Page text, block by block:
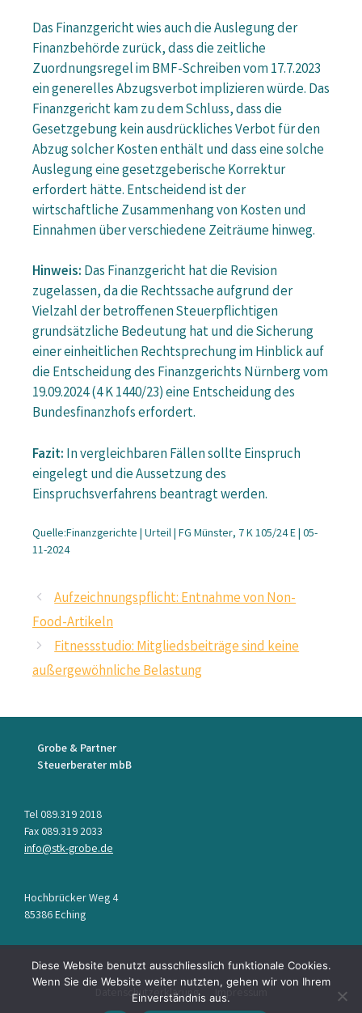
Das Finanzgericht wies auch die Auslegung der
Finanzbehörde zurück, dass die zeitliche
Zuordnungsregel im BMF-Schreiben vom 17.7.2023
ein generelles Abzugsverbot implizieren würde. Das
Finanzgericht kam zu dem Schluss, dass die
Gesetzgebung kein ausdrückliches Verbot für den
Abzug solcher Kosten enthält und dass eine solche
Auslegung eine gesetzgeberische Korrektur
erfordert hätte. Entscheidend ist der
wirtschaftliche Zusammenhang von Kosten und
Einnahmen über verschiedene Zeiträume hinweg.
Hinweis: Das Finanzgericht hat die Revision
zugelassen, da die Rechtssache aufgrund der
Vielzahl der betroffenen Steuerpflichtigen
grundsätzliche Bedeutung hat und die Sicherung
einer einheitlichen Rechtsprechung im Hinblick auf
die Entscheidung des Finanzgerichts Nürnberg vom
19.09.2024 (4 K 1440/23) eine Entscheidung des
Bundesfinanzhofs erfordert.
Fazit: In vergleichbaren Fällen sollte Einspruch
eingelegt und die Aussetzung des
Einspruchsverfahrens beantragt werden.
Quelle:Finanzgerichte | Urteil | FG Münster, 7 K 105/24 E | 05-
11-2024
Aufzeichnungspflicht: Entnahme von Non-
Food-Artikeln
Fitnessstudio: Mitgliedsbeiträge sind keine
außergewöhnliche Belastung
Grobe & Partner
Steuerberater mbB
Tel 089.319 2018
Fax 089.319 2033
info@stk-grobe.de
Hochbrücker Weg 4
85386 Eching
Datenschutzerklärung Impressum
Diese Website benutzt ausschliesslich funktionale Cookies.
Wenn Sie die Website weiter nutzten, gehen wir von Ihrem
Einverständnis aus.